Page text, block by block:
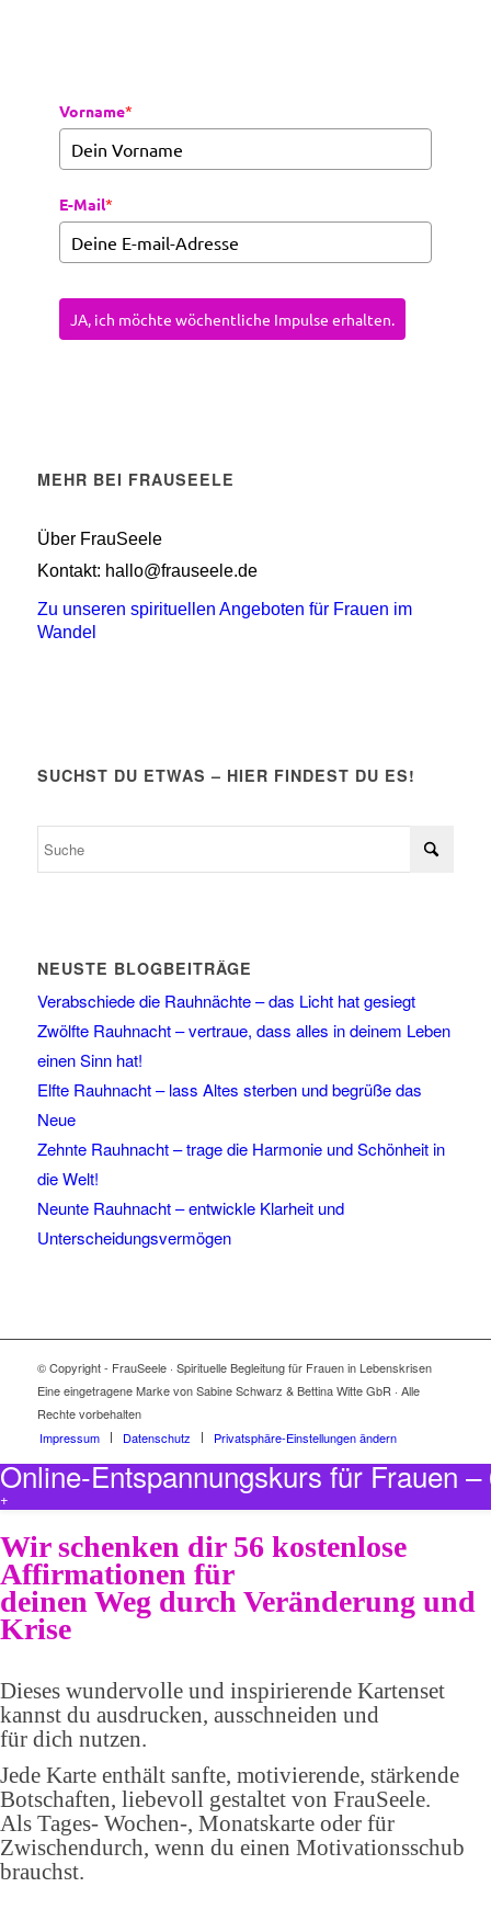
Vorname*
E-Mail*
JA, ich möchte wöchentliche Impulse erhalten.
MEHR BEI FRAUSEELE
Über FrauSeele
Kontakt: hallo@frauseele.de
Zu unseren spirituellen Angeboten für Frauen im
Wandel
SUCHST DU ETWAS – HIER FINDEST DU ES!
NEUSTE BLOGBEITRÄGE
Verabschiede die Rauhnächte – das Licht hat gesiegt
Zwölfte Rauhnacht – vertraue, dass alles in deinem Leben
einen Sinn hat!
Elfte Rauhnacht – lass Altes sterben und begrüße das
Neue
Zehnte Rauhnacht – trage die Harmonie und Schönheit in
die Welt!
Neunte Rauhnacht – entwickle Klarheit und
Unterscheidungsvermögen
© Copyright - FrauSeele · Spirituelle Begleitung für Frauen in Lebenskrisen
Eine eingetragene Marke von Sabine Schwarz & Bettina Witte GbR · Alle
Rechte vorbehalten
Impressum
Datenschutz Privatsphäre-Einstellungen ändern
Online-Entspannungskurs für Frauen
+
Wir schenken dir 56 kostenlose
Affirmationen für
deinen Weg durch Veränderung und
Krise
Dieses wundervolle und inspirierende Kartenset
kannst du ausdrucken, ausschneiden und
für dich nutzen.
Jede Karte enthält sanfte, motivierende, stärkende
Botschaften, liebevoll gestaltet von FrauSeele.
Als Tages- Wochen-, Monatskarte oder für
Zwischendurch, wenn du einen Motivationsschub
brauchst.